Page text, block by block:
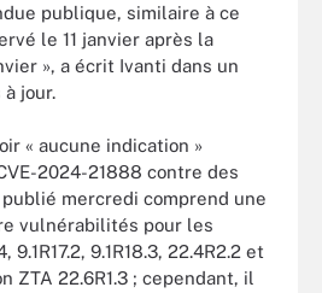
publique, similaire à ce
le 11 janvier après la
», a écrit Ivanti dans un
à jour.
« aucune indication »
2024-21888 contre des
mercredi comprend une
vulnérabilités pour les
9.1R17.2, 9.1R18.3, 22.4R2.2 et
ZTA 22.6R1.3 ; cependant, il